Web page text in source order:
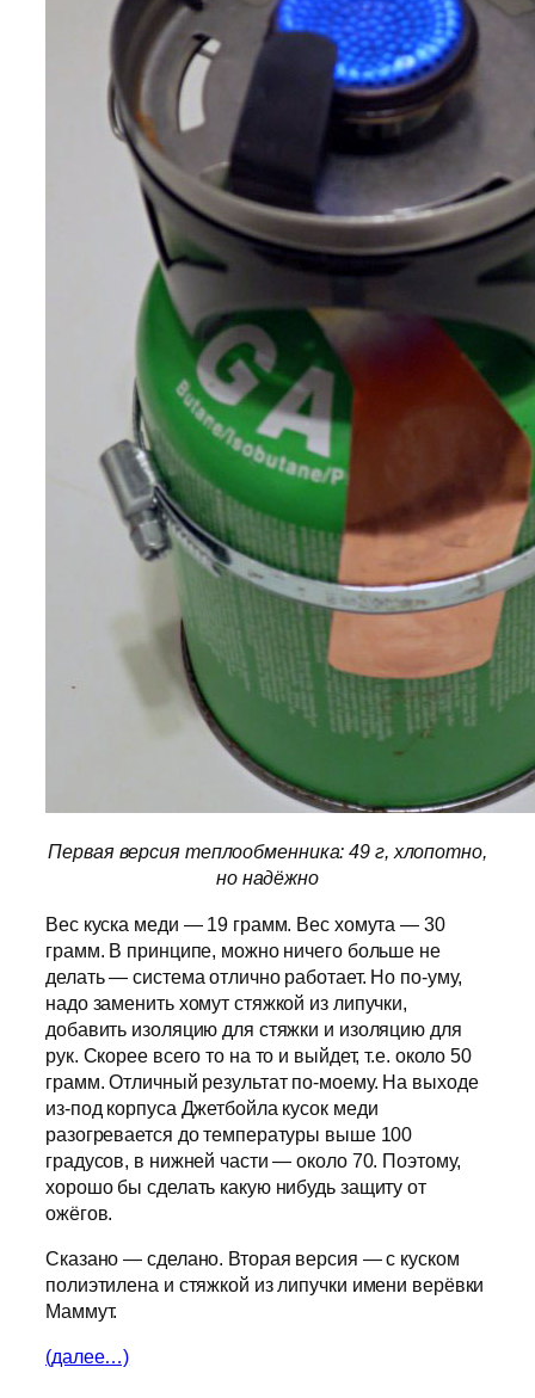
Первая версия теплообменника: 49 г, хлопотно,
но надёжно
Вес куска меди — 19 грамм. Вес хомута — 30
грамм. В принципе, можно ничего больше не
делать — система отлично работает. Но по-уму,
надо заменить хомут стяжкой из липучки,
добавить изоляцию для стяжки и изоляцию для
рук. Скорее всего то на то и выйдет, т.е. около 50
грамм. Отличный результат по-моему. На выходе
из-под корпуса Джетбойла кусок меди
разогревается до температуры выше 100
градусов, в нижней части — около 70. Поэтому,
хорошо бы сделать какую нибудь защиту от
ожёгов.
Сказано — сделано. Вторая версия — с куском
полиэтилена и стяжкой из липучки имени верёвки
Маммут.
(далее…)